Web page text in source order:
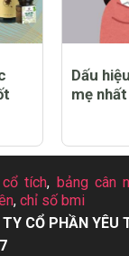
Dấu
mẹ
cổ tích, bảng cân
, chỉ số bmi
TY CỔ PHẦN YÊU